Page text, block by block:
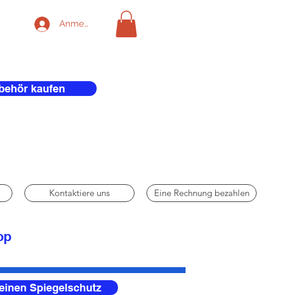
Anmelden
kaufen
Kontaktiere uns Eine Rechnung bezahlen
Spiegelschutz